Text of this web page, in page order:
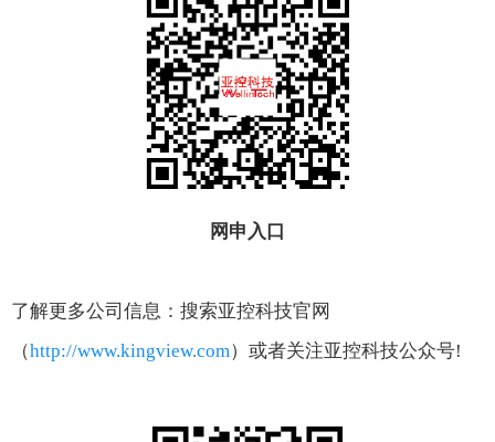
网申入口
了解更多公司信息：搜索亚控科技官网
（http://www.kingview.com）或者关注亚控科技公众号!